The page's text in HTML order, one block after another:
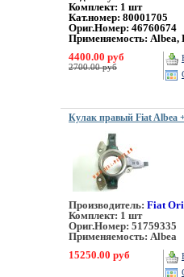
Комплект: 1 шт
Кат.номер: 80001705
Ориг.Номер: 46760674
Применяемость: Albea,
4400.00 руб
2700.00 руб
Кулак правый Fiat Albea
Производитель: Fiat
Комплект: 1 шт
Ориг.Номер: 51759335
Применяемость: Albea
15250.00 руб